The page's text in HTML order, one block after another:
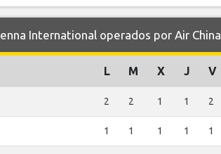
International operados por Air China
L M X J V
2 2 1 1 2
1 1 1 1 1